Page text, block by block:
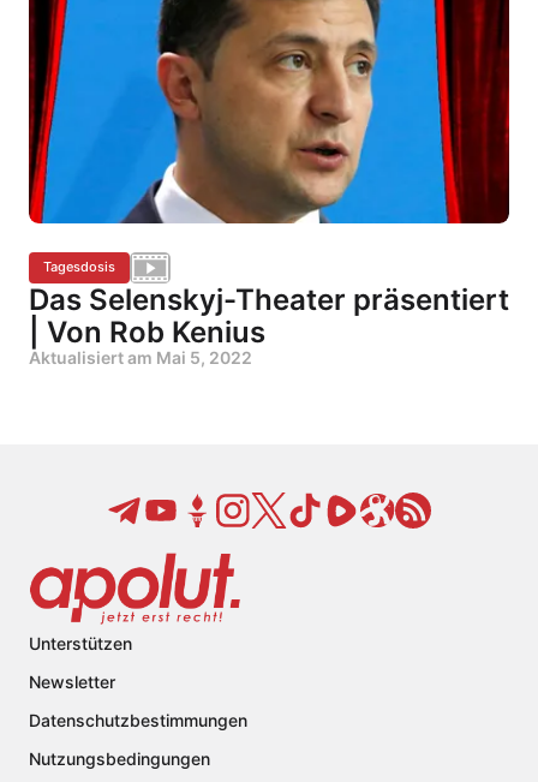
Tagesdosis
Das Selenskyj-Theater präsentiert
| Von Rob Kenius
Aktualisiert am Mai 5, 2022
Unterstützen
Newsletter
Datenschutzbestimmungen
Nutzungsbedingungen